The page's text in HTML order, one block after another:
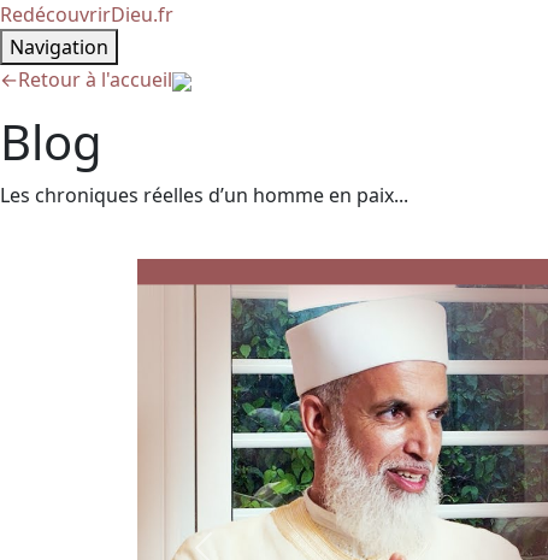
RedécouvrirDieu.fr
Navigation
←Retour à l'accueil
Blog
Les chroniques réelles d’un homme en paix...